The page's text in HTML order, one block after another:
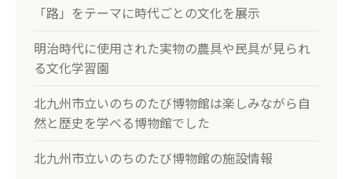
「路」をテーマに時代ごとの文化を展示
明治時代に使用された実物の農具や民具が見られ
る文化学習園
北九州市立いのちのたび博物館は楽しみながら自
然と歴史を学べる博物館でした
北九州市立いのちのたび博物館の施設情報